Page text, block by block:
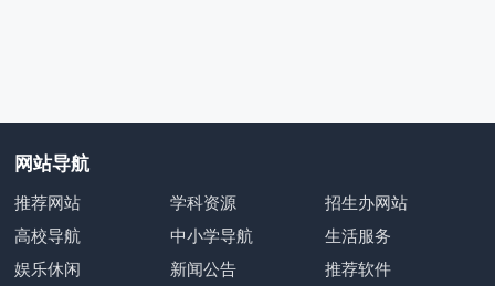
网站导航
推荐网站 学科资源
招生办网站
高校导航
中小学导航
生活服务
娱乐休闲
新闻公告
推荐软件